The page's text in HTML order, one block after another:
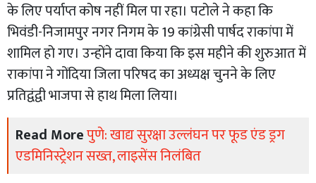
के लिए पर्याप्त कोष नहीं मिल पा रहा। पटोले ने कहा कि
भिवंडी-निजामपुर नगर निगम के 19 कांग्रेसी पार्षद राकांपा में
शामिल हो गए। उन्होंने दावा किया कि इस महीने की शुरुआत में
राकांपा ने गोंदिया जिला परिषद का अध्यक्ष चुनने के लिए
प्रतिद्वंद्वी भाजपा से हाथ मिला लिया।
Read Moreपुणे: खाद्य सुरक्षा उल्लंघन पर फूड एंड ड्रग
एडमिनिस्ट्रेशन सख्त, लाइसेंस निलंबित